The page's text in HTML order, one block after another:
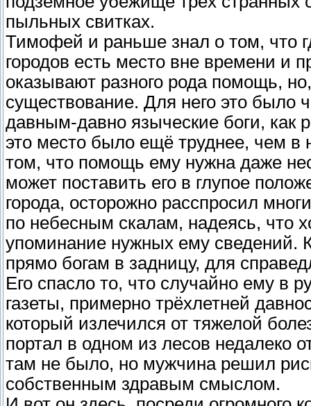
пыльных свитках.
Тимофей и раньше знал о том, что
городов есть место вне времени и
оказывают разного рода помощь,
существование. Для него это было
давным-давно языческие боги, как
это место было ещё труднее, чем в
том, что помощь ему нужна даже
может поставить его в глупое
города, осторожно расспросил
по небесным скалам, надеясь, что
упоминание нужных ему сведений.
прямо богам в задницу, для
Его спасло то, что случайно ему в
газеты, примерно трёхлетней
который излечился от тяжелой
портал в одном из лесов недалеко
там не было, но мужчина решил
собственным здравым смыслом.